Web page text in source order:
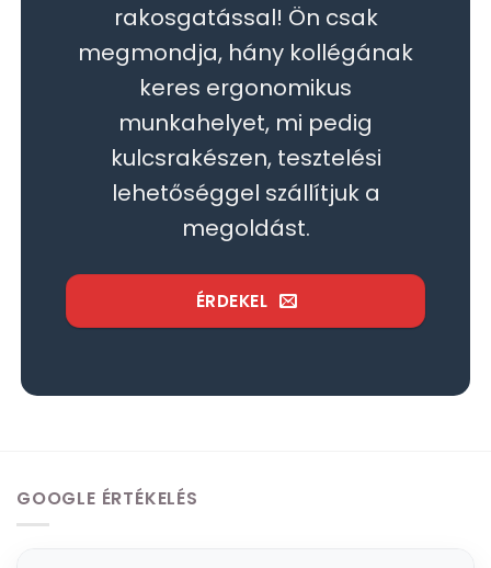
rakosgatással! Ön csak
megmondja, hány kollégának
keres ergonomikus
munkahelyet, mi pedig
kulcsrakészen, tesztelési
lehetőséggel szállítjuk a
megoldást.
ÉRDEKEL
GOOGLE ÉRTÉKELÉS